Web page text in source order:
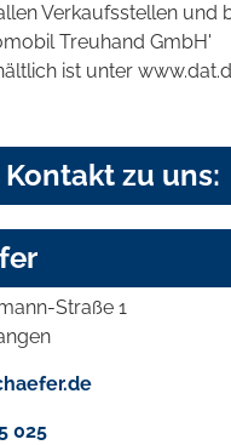
Verkaufsstellen und
Treuhand GmbH'
ist unter
Kontakt zu uns:
Straße 1
025